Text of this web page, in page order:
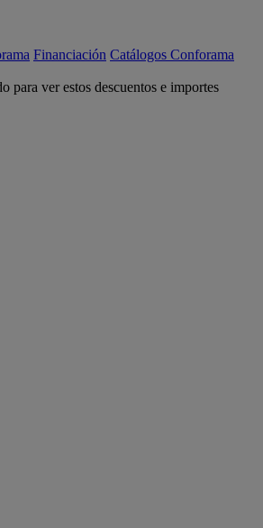
Financiación Catálogos Conforama
para ver estos descuentos e importes